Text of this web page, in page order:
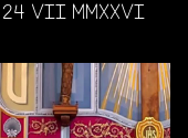
24 VII MMXXVI